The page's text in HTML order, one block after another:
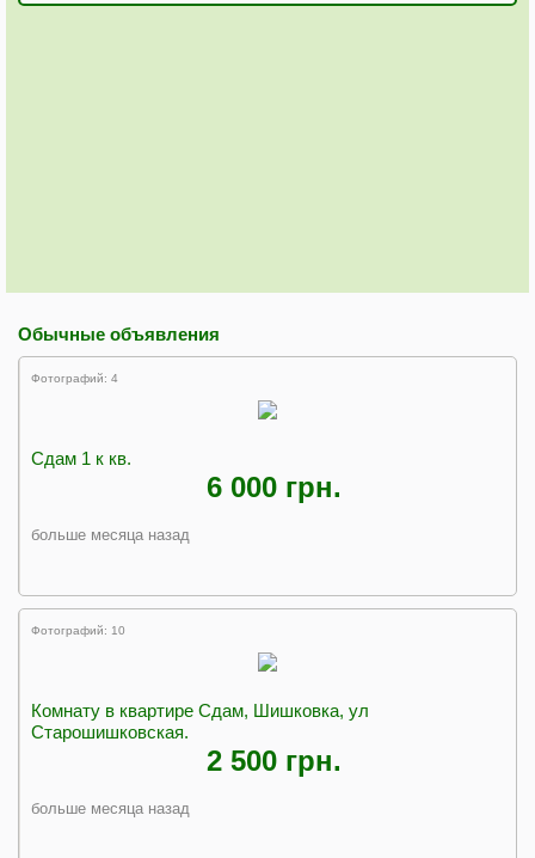
Обычные объявления
Фотографий: 4
Сдам 1 к кв.
6 000 грн.
больше месяца назад
Фотографий: 10
Комнату в квартире Сдам, Шишковка, ул
Старошишковская.
2 500 грн.
больше месяца назад